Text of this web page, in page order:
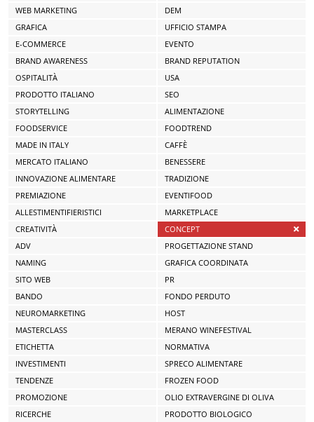
WEB MARKETING
DEM
GRAFICA
UFFICIO STAMPA
E-COMMERCE
EVENTO
BRAND AWARENESS
BRAND REPUTATION
OSPITALITÀ
USA
PRODOTTO ITALIANO
SEO
STORYTELLING
ALIMENTAZIONE
FOODSERVICE
FOODTREND
MADE IN ITALY
CAFFÈ
MERCATO ITALIANO
BENESSERE
INNOVAZIONE ALIMENTARE
TRADIZIONE
PREMIAZIONE
EVENTIFOOD
ALLESTIMENTIFIERISTICI
MARKETPLACE
CREATIVITÀ
CONCEPT
ADV
PROGETTAZIONE STAND
NAMING
GRAFICA COORDINATA
SITO WEB
PR
BANDO
FONDO PERDUTO
NEUROMARKETING
HOST
MASTERCLASS
MERANO WINEFESTIVAL
ETICHETTA
NORMATIVA
INVESTIMENTI
SPRECO ALIMENTARE
TENDENZE
FROZEN FOOD
PROMOZIONE
OLIO EXTRAVERGINE DI OLIVA
RICERCHE
PRODOTTO BIOLOGICO